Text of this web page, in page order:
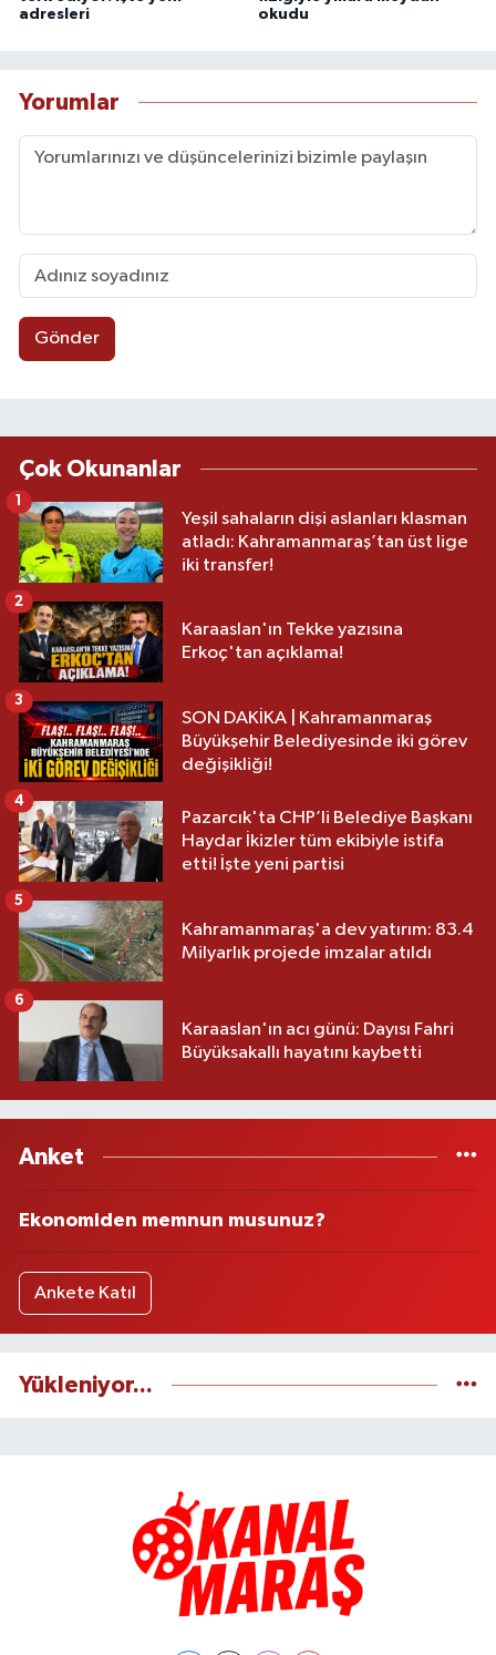
adresleri
okudu
Yorumlar
Gönder
Çok Okunanlar
Yeşil sahaların dişi aslanları klasman
atladı: Kahramanmaraş’tan üst lige
iki transfer!
1
Karaaslan'ın Tekke yazısına
Erkoç'tan açıklama!
2
SON DAKİKA | Kahramanmaraş
Büyükşehir Belediyesinde iki görev
değişikliği!
3
Pazarcık'ta CHP’li Belediye Başkanı
Haydar İkizler tüm ekibiyle istifa
etti! İşte yeni partisi
4
Kahramanmaraş'a dev yatırım: 83.4
Milyarlık projede imzalar atıldı
5
Karaaslan'ın acı günü: Dayısı Fahri
Büyüksakallı hayatını kaybetti
6
Anket
Ekonomiden memnun musunuz?
Ankete Katıl
Yükleniyor...